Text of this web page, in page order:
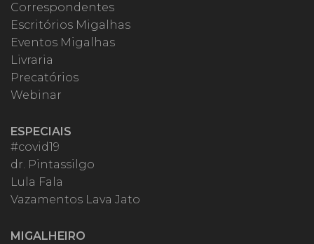
Correspondentes
Escritórios Migalhas
Eventos Migalhas
Livraria
Precatórios
Webinar
ESPECIAIS
#covid19
dr. Pintassilgo
Lula Fala
Vazamentos Lava Jato
MIGALHEIRO